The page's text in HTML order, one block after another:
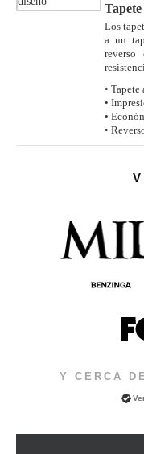
Los
a un
• Tapete
•
•
•
Y CERCA